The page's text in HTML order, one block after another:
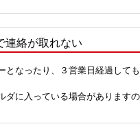
連絡が取れない
となったり、３営業日経過して
ダに入っている場合があります